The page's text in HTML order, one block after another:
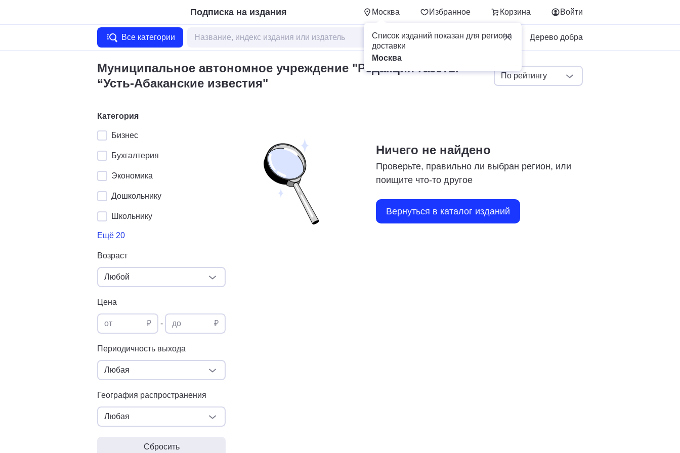
Подписка на издания Москва Избранное Корзина
Список изданий показан для региона
доставки
Москва
Войти
Все категории Для бизнеса Дерево добра
Муниципальное автономное учреждение "Редакция газеты
“Усть-Абаканские известия"
По рейтингу
Категория
Бизнес
Бухгалтерия
Экономика
Дошкольнику
Школьнику
Ещё 20
Возраст
Любой
Цена
от ₽ - до ₽
Периодичность выхода
Любая
География распространения
Любая
Сбросить
Ничего не найдено
Проверьте, правильно ли выбран регион, или
поищите что-то другое
Вернуться в каталог изданий